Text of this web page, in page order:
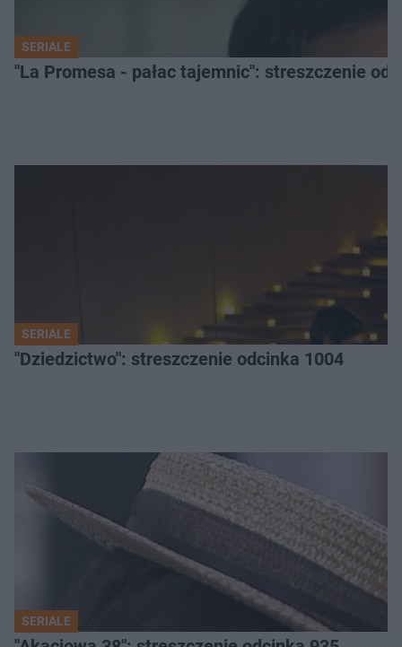
SERIALE
"La Promesa - pałac tajemnic": streszczenie
SERIALE
"Dziedzictwo": streszczenie odcinka 1004
SERIALE